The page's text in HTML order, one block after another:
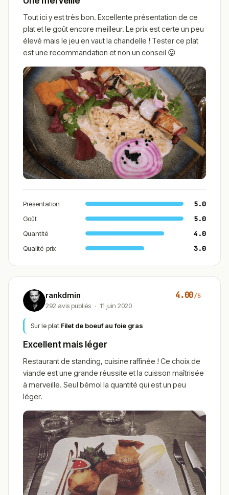
Tout ici y est très bon. Excellente présentation de ce
plat et le goût encore meilleur. Le prix est certe un peu
élevé mais le jeu en vaut la chandelle ! Tester ce plat
est une recommandation et non un conseil 😛
Présentation 5.0
Goût 5.0
Quantité 4.0
Qualité-prix 3.0
rankdmin
292 avis publiés · 11 juin 2020
4.00/5
Sur le plat Filet de boeuf au foie gras
Excellent mais léger
Restaurant de standing, cuisine raffinée ! Ce choix de
viande est une grande réussite et la cuisson maîtrisée
à merveille. Seul bémol la quantité qui est un peu
léger.